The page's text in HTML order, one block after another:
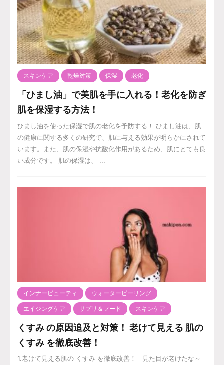
スキンケア 乾燥対策 保湿 老化
「ひまし油」で美肌を手に入れる！老化を防ぎ
肌を保湿する方法！
ひまし油を使った保湿で肌の老化を予防する！ ひまし油は、肌
の健康に関する多くの研究で、肌に与える効果が明らかにされて
います。また、肌の保湿や抗酸化作用があるため、肌にとても良
い成分です。 肌の保湿は、 ...
インナービューティ ウォーターピーリング
エイジングケア サプリ＆フード スキンケア
くすみ の原因追及と対策！ 老けて見える 肌の
くすみ を徹底改善！
1.老けて見える肌の くすみ を徹底改善！ 見た目が老けたな～